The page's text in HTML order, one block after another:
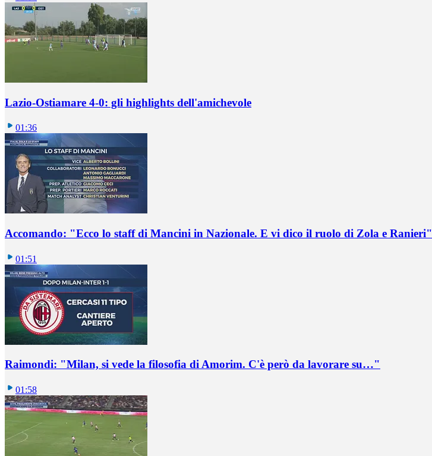
Lazio-Ostiamare 4-0: gli highlights dell'amichevole
01:36
Accomando: "Ecco lo staff di Mancini in Nazionale. E vi dico il ruolo di Zola e Ranieri"
01:51
Raimondi: "Milan, si vede la filosofia di Amorim. C'è però da lavorare su…"
01:58